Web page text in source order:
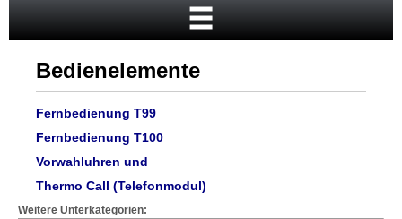
Mein Konto
Neukunde?
Kasse
Bedienelemente
Fernbedienung T99
Fernbedienung T100
Vorwahluhren und
Thermo Call (Telefonmodul)
Weitere Unterkategorien: